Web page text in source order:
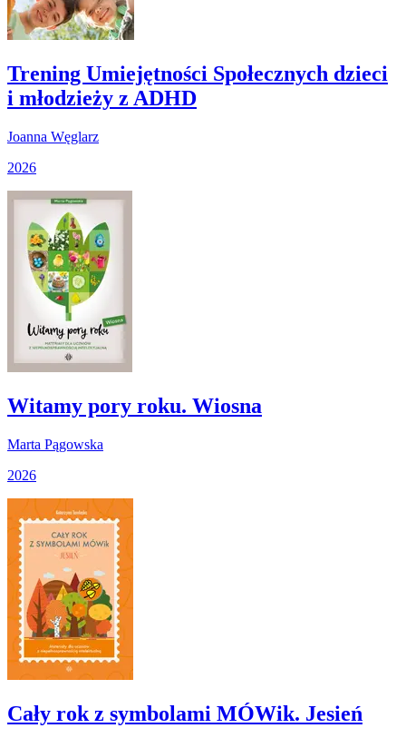
Trening Umiejętności Społecznych dzieci
i młodzieży z ADHD
Joanna Węglarz
2026
Witamy pory roku. Wiosna
Marta Pągowska
2026
Cały rok z symbolami MÓWik. Jesień